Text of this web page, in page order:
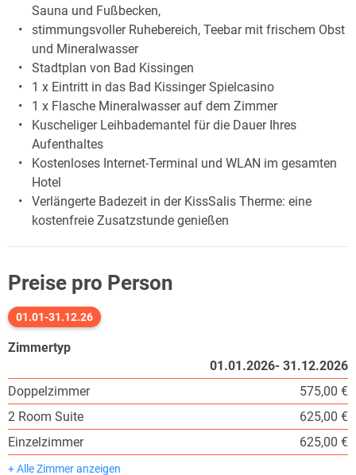
Sauna und Fußbecken,
stimmungsvoller Ruhebereich, Teebar mit frischem Obst
und Mineralwasser
Stadtplan von Bad Kissingen
1 x Eintritt in das Bad Kissinger Spielcasino
1 x Flasche Mineralwasser auf dem Zimmer
Kuscheliger Leihbademantel für die Dauer Ihres
Aufenthaltes
Kostenloses Internet-Terminal und WLAN im gesamten
Hotel
Verlängerte Badezeit in der KissSalis Therme: eine
kostenfreie Zusatzstunde genießen
Preise pro Person
01.01-31.12.26
Zimmertyp
Doppelzimmer
2 Room Suite
Einzelzimmer
+ Alle Zimmer anzeigen
01.01.2026- 31.12.2026
575,00 €
625,00 €
625,00 €